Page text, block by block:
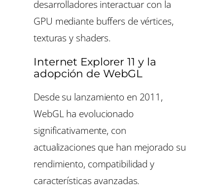
desarrolladores interactuar con la
GPU mediante buffers de vértices,
texturas y shaders.
Internet Explorer 11 y la
adopción de WebGL
Desde su lanzamiento en 2011,
WebGL ha evolucionado
significativamente, con
actualizaciones que han mejorado su
rendimiento, compatibilidad y
características avanzadas.